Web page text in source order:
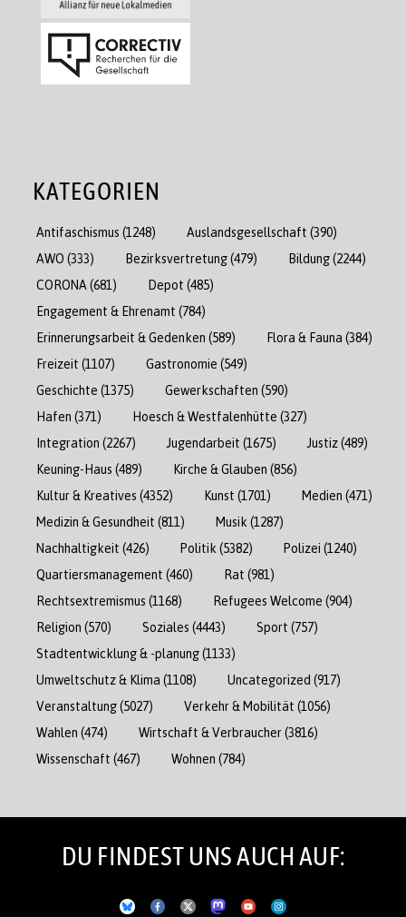
KATEGORIEN
Antifaschismus (1248) Auslandsgesellschaft (390)
AWO (333) Bezirksvertretung(479) Bildung(2244)
CORONA (681) Depot (485)
Engagement & Ehrenamt (784)
Erinnerungsarbeit & Gedenken (589) Flora & Fauna (384)
Freizeit (1107) Gastronomie (549)
Geschichte (1375) Gewerkschaften (590)
Hafen (371) Hoesch & Westfalenhütte (327)
Integration (2267) Jugendarbeit (1675) Justiz(489)
Keuning-Haus (489) Kirche & Glauben (856)
Kultur & Kreatives (4352) Kunst (1701) Medien (471)
Medizin & Gesundheit (811) Musik (1287)
Nachhaltigkeit (426) Politik (5382) Polizei (1240)
Quartiersmanagement (460) Rat (981)
Rechtsextremismus (1168) Refugees Welcome (904)
Religion (570) Soziales (4443) Sport (757)
Stadtentwicklung & -planung(1133)
Umweltschutz & Klima (1108) Uncategorized (917)
Veranstaltung(5027) Verkehr & Mobilität (1056)
Wahlen (474) Wirtschaft & Verbraucher(3816)
Wissenschaft (467) Wohnen (784)
DU FINDEST UNS AUCH AUF: